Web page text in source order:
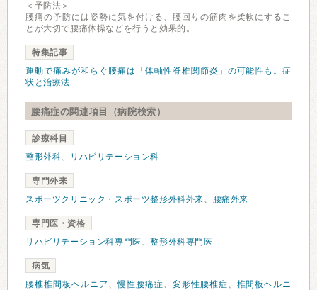
＜予防法＞
腰痛の予防には姿勢に気を付ける、腰回りの筋肉を柔軟にするこ
とが大切で腰痛体操などを行うと効果的。
特集記事
運動で痛みが和らぐ腰痛は「体軸性脊椎関節炎」の可能性も。症
状と治療法
腰痛症の関連項目（病院検索）
診療科目
整形外科、 リハビリテーション科
専門外来
スポーツクリニック・スポーツ整形外科外来、 腰痛外来
専門医・資格
リハビリテーション科専門医 、整形外科専門医
病気
腰椎椎間板ヘルニア 、慢性腰痛症、 変形性腰椎症、 椎間板ヘルニ